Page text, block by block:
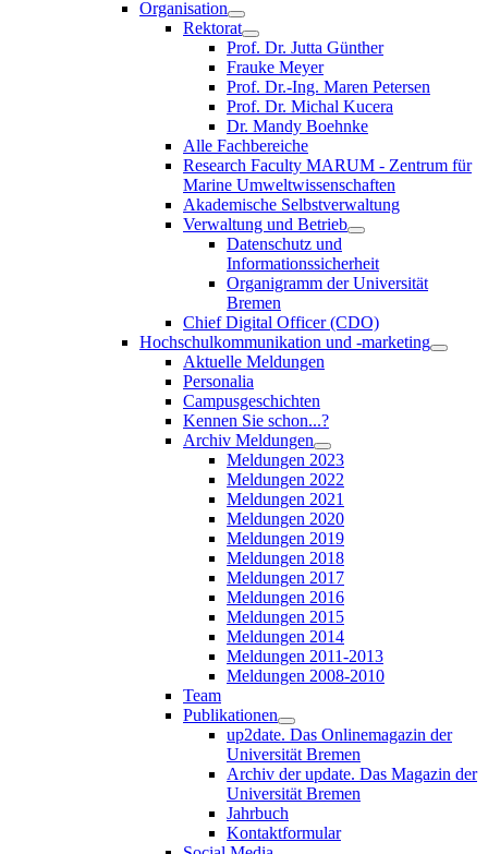
Organisation
Rektorat
Prof. Dr. Jutta Günther
Frauke Meyer
Prof. Dr.-Ing. Maren Petersen
Prof. Dr. Michal Kucera
Dr. Mandy Boehnke
Alle Fachbereiche
Research Faculty MARUM - Zentrum für
Marine Umweltwissenschaften
Akademische Selbstverwaltung
Verwaltung und Betrieb
Datenschutz und
Informationssicherheit
Organigramm der Universität
Bremen
Chief Digital Officer (CDO)
Hochschulkommunikation und -marketing
Aktuelle Meldungen
Personalia
Campusgeschichten
Kennen Sie schon...?
Archiv Meldungen
Meldungen 2023
Meldungen 2022
Meldungen 2021
Meldungen 2020
Meldungen 2019
Meldungen 2018
Meldungen 2017
Meldungen 2016
Meldungen 2015
Meldungen 2014
Meldungen 2011-2013
Meldungen 2008-2010
Team
Publikationen
up2date. Das Onlinemagazin der
Universität Bremen
Archiv der update. Das Magazin der
Universität Bremen
Jahrbuch
Kontaktformular